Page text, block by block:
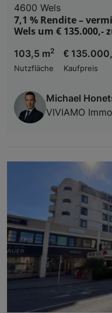
4600 Wels
7,1 % Rendite –
Wels um € 135.000,-
103,5 m2
Nutzfläche
€
Kaufpreis
Michael
VIVIAMO